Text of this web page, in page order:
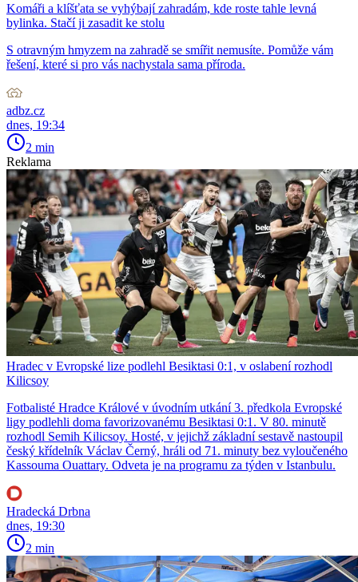
Komáři a klíšťata se vyhýbají zahradám, kde roste tahle levná
bylinka. Stačí ji zasadit ke stolu
S otravným hmyzem na zahradě se smířit nemusíte. Pomůže vám
řešení, které si pro vás nachystala sama příroda.
adbz.cz
dnes, 19:34
2 min
Reklama
Hradec v Evropské lize podlehl Besiktasi 0:1, v oslabení rozhodl
Kilicsoy
Fotbalisté Hradce Králové v úvodním utkání 3. předkola Evropské
ligy podlehli doma favorizovanému Besiktasi 0:1. V 80. minutě
rozhodl Semih Kilicsoy. Hosté, v jejichž základní sestavě nastoupil
český křídelník Václav Černý, hráli od 71. minuty bez vyloučeného
Kassouma Ouattary. Odveta je na programu za týden v Istanbulu.
Hradecká Drbna
dnes, 19:30
2 min